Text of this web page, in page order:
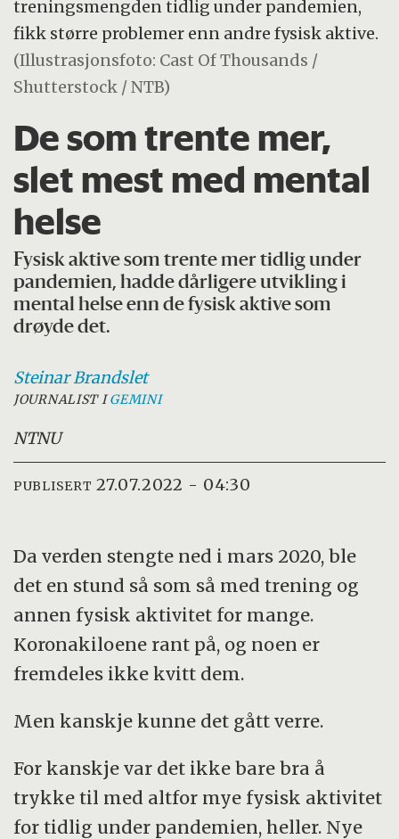
treningsmengden tidlig under pandemien,
fikk større problemer enn andre fysisk aktive.
(Illustrasjonsfoto: Cast Of Thousands /
Shutterstock / NTB)
De som trente mer,
slet mest med mental
helse
Fysisk aktive som trente mer tidlig under
pandemien, hadde dårligere utvikling i
mental helse enn de fysisk aktive som
drøyde det.
SteinarBrandslet
JOURNALIST IGEMINI
NTNU
PUBLISERT 27.07.2022 - 04:30
Da verden stengte ned i mars 2020, ble
det en stund så som så med trening og
annen fysisk aktivitet for mange.
Koronakiloene rant på, og noen er
fremdeles ikke kvitt dem.
Men kanskje kunne det gått verre.
For kanskje var det ikke bare bra å
trykke til med altfor mye fysisk aktivitet
for tidlig under pandemien, heller. Nye